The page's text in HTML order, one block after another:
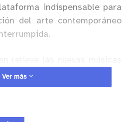
indispensable para
del arte contemporáneo
nacional e internacional, se
11 y el sábado 15 de
Ver más